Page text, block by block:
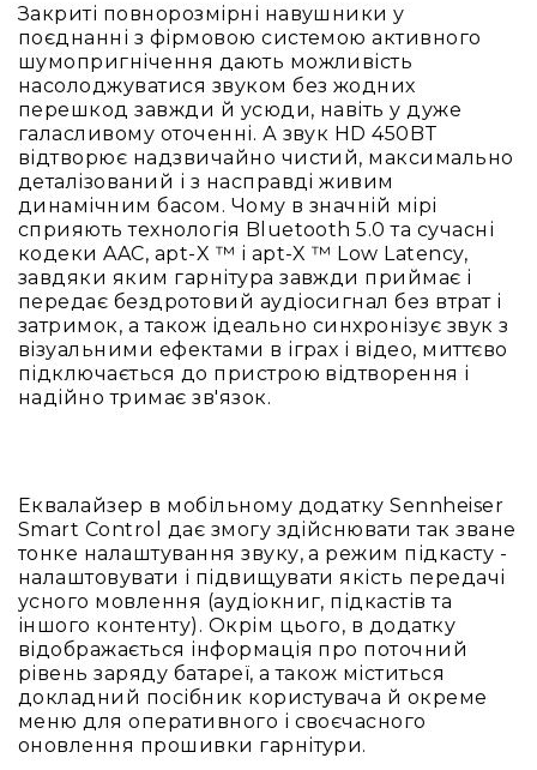
Вокальні
Інструментальні
USB-
мікрофони
Конференційні
Петличні
З
оголов'ям
Накамерні
Для
мобільних
пристроїв
Всі
Аксесуари
та
комплектуючі
Навушники
Універсальні
Для
аудіофілів
Для
спорту
Закриті повнорозмірні навушники у
поєднанні з фірмовою системою активного
шумопригнічення дають можливість
насолоджуватися звуком без жодних
перешкод завжди й усюди, навіть у дуже
галасливому оточенні. А звук HD 450BT
відтворює надзвичайно чистий, максимально
деталізований і з насправді живим
динамічним басом. Чому в значній мірі
сприяють технологія Bluetooth 5.0 та сучасні
кодеки AAC, apt-X ™ і apt-X ™ Low Latency,
завдяки яким гарнітура завжди приймає і
передає бездротовий аудіосигнал без втрат і
затримок, а також ідеально синхронізує звук з
візуальними ефектами в іграх і відео, миттєво
підключається до пристрою відтворення і
надійно тримає зв'язок.
Еквалайзер в мобільному додатку Sennheiser
Smart Control дає змогу здійснювати так зване
тонке налаштування звуку, а режим підкасту -
налаштовувати і підвищувати якість передачі
усного мовлення (аудіокниг, підкастів та
іншого контенту). Окрім цього, в додатку
відображається інформація про поточний
рівень заряду батареї, а також міститься
докладний посібник користувача й окреме
меню для оперативного і своєчасного
оновлення прошивки гарнітури.